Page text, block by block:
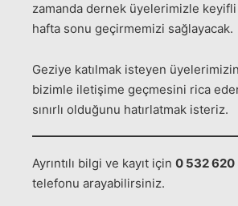
zamanda dernek üyelerimizle
hafta sonu geçirmemizi sağlayacak.
Geziye katılmak isteyen
bizimle iletişime geçmesini rica
sınırlı olduğunu hatırlatmak isteriz.
Ayrıntılı bilgi ve kayıt için 0 532 620
telefonu arayabilirsiniz.